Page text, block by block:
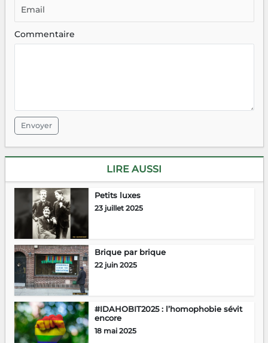
Commentaire
Envoyer
LIRE AUSSI
Petits luxes
23 juillet 2025
Brique par brique
22 juin 2025
#IDAHOBIT2025 : l’homophobie sévit
encore
18 mai 2025